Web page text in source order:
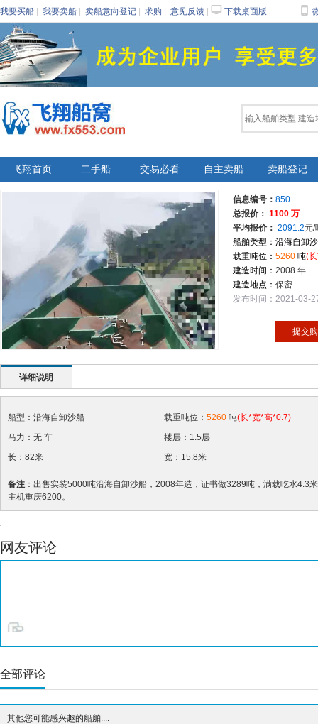
我要买船 我要卖船 卖船意向登记 求购 意见反馈 󰂙 下载桌面版 
飞翔首页 二手船 交易必看 自主卖船 卖船登记
信息编号： 850
总报价： 1100 万
平均报价： 2091.2元/
船舶类型：沿海自卸
载重吨位： 5260 吨(
建造时间： 2008 年
建造地点： 保密
发布时间：2021-03-
提交
详细说明
船型：沿海自卸沙船 载重吨位： 5260 吨(长*宽*高*0.7)
马力：无 车
楼层：1.5层
长：82米
宽：15.8米
备注 ：出售实装5000吨沿海自卸沙船，2008年造，证书做3289吨，满载吃水4.3
主机重庆6200。
网友评论
全部评论
其他您可能感兴趣的船舶....